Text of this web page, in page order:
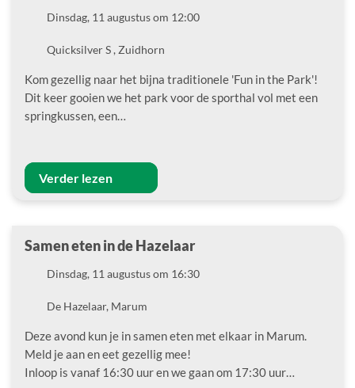
DatumDinsdag, 11 augustus om 12:00
LocatieQuicksilver S , Zuidhorn
Kom gezellig naar het bijna traditionele 'Fun in the Park'!
Dit keer gooien we het park voor de sporthal vol met een
springkussen, een…
Verder lezen
Samen eten in de Hazelaar
DatumDinsdag, 11 augustus om 16:30
LocatieDe Hazelaar, Marum
Deze avond kun je in samen eten met elkaar in Marum.
Meld je aan en eet gezellig mee!
Inloop is vanaf 16:30 uur en we gaan om 17:30 uur…